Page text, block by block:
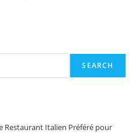
SEARCH
Restaurant Italien Préféré pour